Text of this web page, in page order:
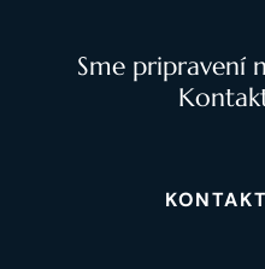
Sme pripravení